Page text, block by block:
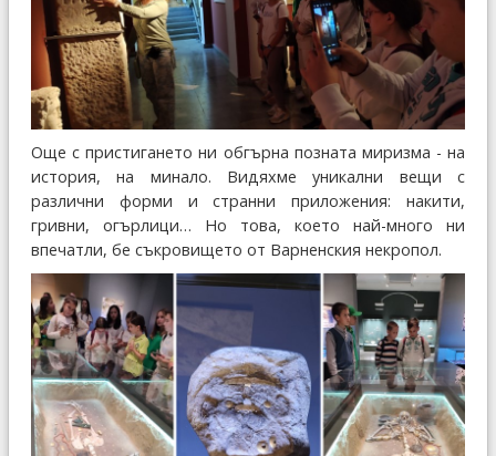
Още с пристигането ни обгърна позната миризма - на
история, на минало. Видяхме уникални вещи с
различни форми и странни приложения: накити,
гривни, огърлици… Но това, което най-много ни
впечатли, бе съкровището от Варненския некропол.